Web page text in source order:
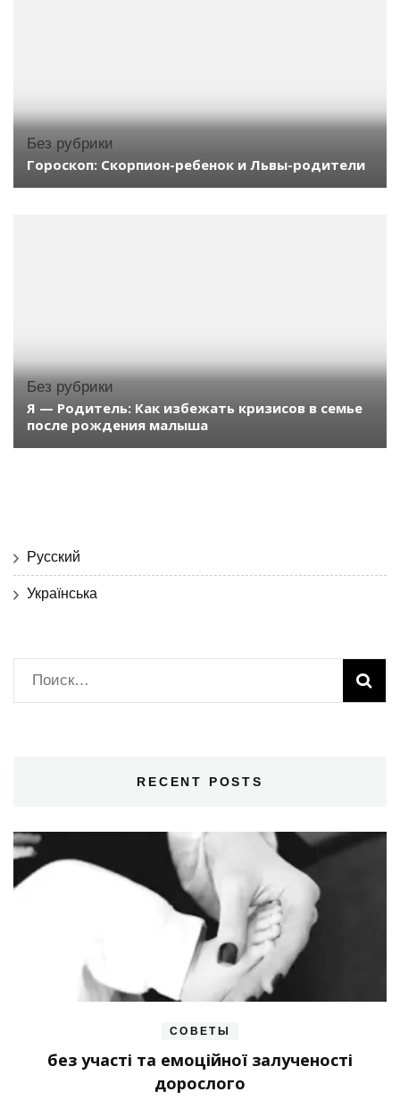
Без рубрики
Гороскоп: Скорпион-ребенок и Львы-родители
Без рубрики
Я — Родитель: Как избежать кризисов в семье
после рождения малыша
Русский
Українська
Найти:
RECENT POSTS
СОВЕТЫ
без участі та емоційної залученості
дорослого